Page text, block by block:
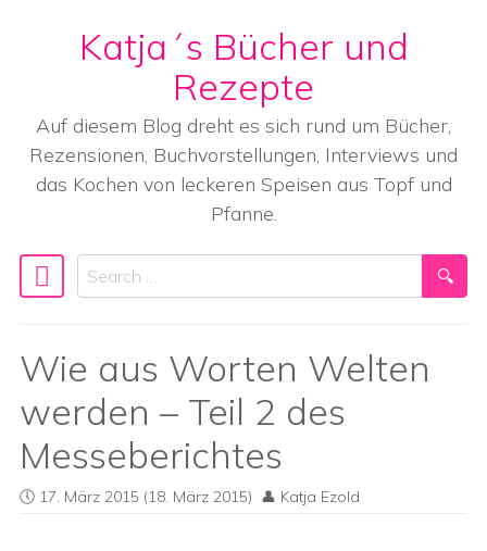
Skip to content
Katja´s Bücher und
Rezepte
Auf diesem Blog dreht es sich rund um Bücher,
Rezensionen, Buchvorstellungen, Interviews und
das Kochen von leckeren Speisen aus Topf und
Pfanne.
Main Navigation
Search
Wie aus Worten Welten
werden – Teil 2 des
Messeberichtes
17. März 2015 (18. März 2015) Katja Ezold